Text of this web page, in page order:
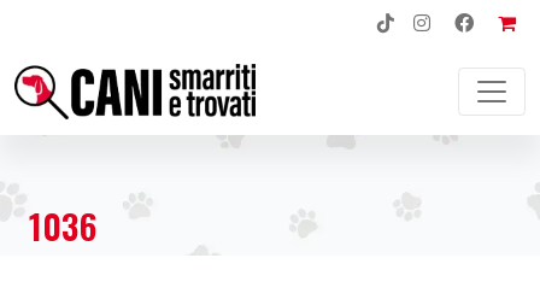
NAVIGAZIONE PRINCIPALE
1036